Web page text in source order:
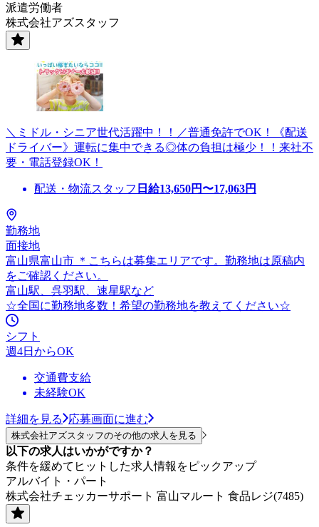
派遣労働者
株式会社アズスタッフ
＼ミドル・シニア世代活躍中！！／普通免許でOK！《配送
ドライバー》運転に集中できる◎体の負担は極少！！来社不
要・電話登録OK！
配送・物流スタッフ 日給13,650円〜17,063円
勤務地
面接地
富山県富山市 ＊こちらは募集エリアです。勤務地は原稿内
をご確認ください。
富山駅、呉羽駅、速星駅など
☆全国に勤務地多数！希望の勤務地を教えてください☆
シフト
週4日からOK
交通費支給
未経験OK
詳細を見る 応募画面に進む
株式会社アズスタッフのその他の求人を見る
以下の求人はいかがですか？
条件を緩めてヒットした求人情報をピックアップ
アルバイト・パート
株式会社チェッカーサポート 富山マルート 食品レジ(7485)